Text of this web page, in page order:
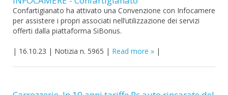
Confartigianato ha attivato una Convenzione con Infocamere
per assistere i propri associati nell’utilizzazione dei servizi
offerti dalla piattaforma SiBonus.
| 16.10.23 | Notizia n. 5965 | Read more |